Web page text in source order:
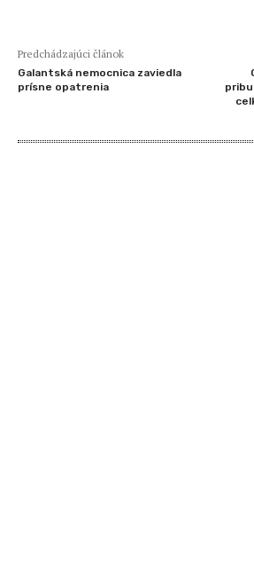
Predchádzajúci článok
Galantská nemocnica zaviedla
prísne opatrenia